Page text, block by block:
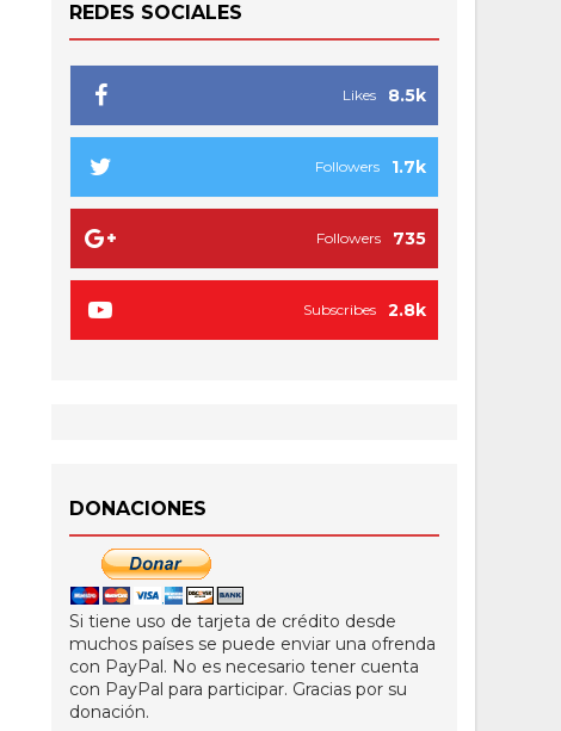
REDES SOCIALES
8.5k
Likes
1.7k
Followers
735
Followers
2.8k
Subscribes
DONACIONES
Si tiene uso de tarjeta de crédito desde
muchos países se puede enviar una ofrenda
con PayPal. No es necesario tener cuenta
con PayPal para participar. Gracias por su
donación.